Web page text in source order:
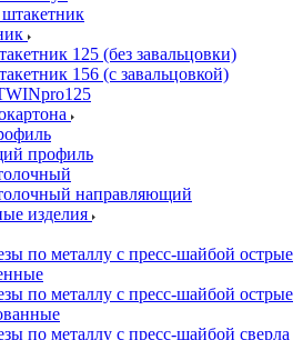
125 (без завальцовки)
156 (с завальцовкой)
профиль
направляющий
изделия
по металлу с пресс-шайбой острые
по металлу с пресс-шайбой острые
по металлу с пресс-шайбой сверла